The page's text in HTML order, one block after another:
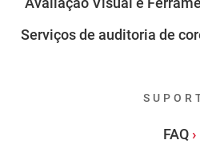
Serviços de auditoria de
FAQ